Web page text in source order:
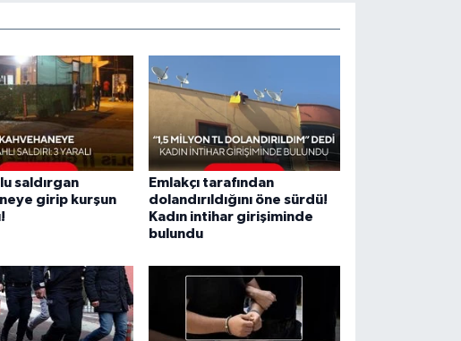
saldırgan
girip kurşun
Emlakçı tarafından
dolandırıldığını öne sürdü!
Kadın intihar girişiminde
bulundu